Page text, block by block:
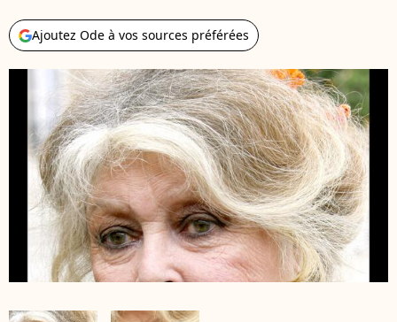
Ajoutez Ode à vos sources préférées